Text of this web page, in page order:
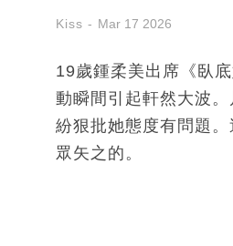
Kiss Mar 17 2026
19歲鍾柔美出席《臥
動瞬間引起軒然大波
紛狠批她態度有問題
眾矢之的。